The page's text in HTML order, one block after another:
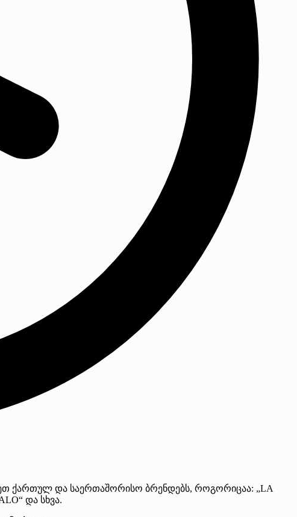
ქართულ და საერთაშორისო ბრენდებს, როგორიცაა: „LA
და სხვა.